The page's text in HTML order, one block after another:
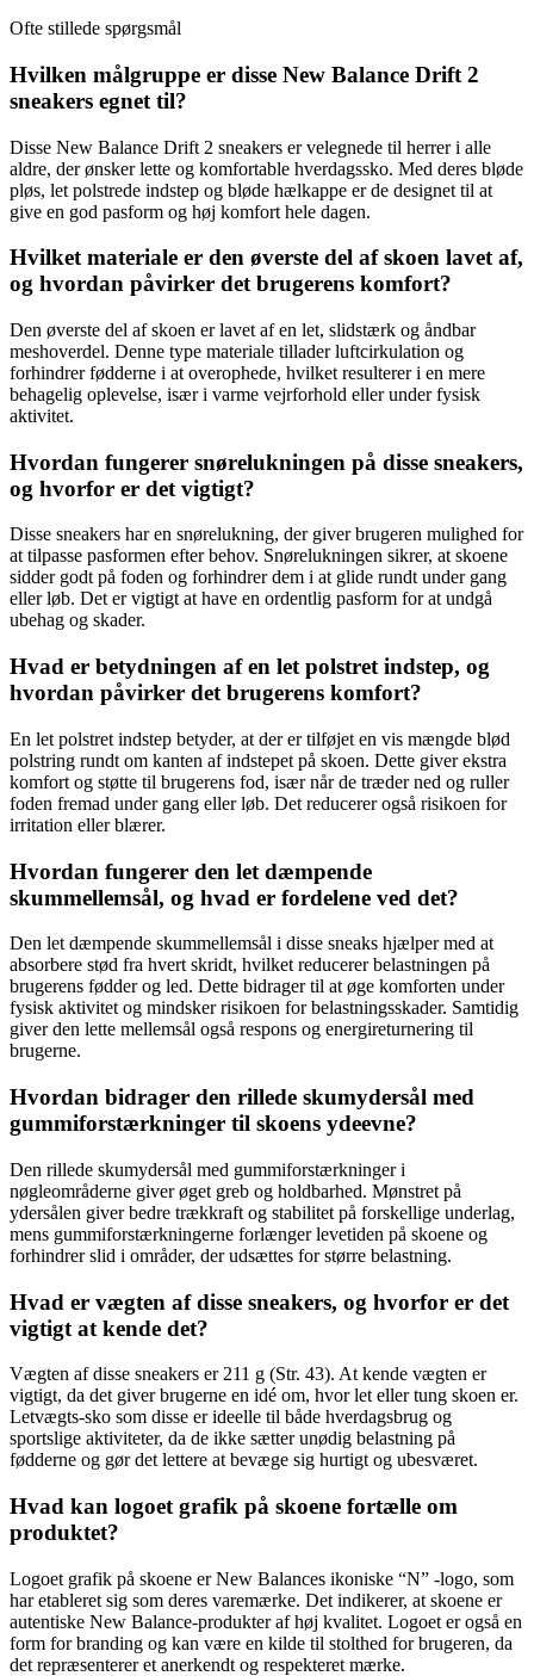
Ofte stillede spørgsmål
Hvilken målgruppe er disse New Balance Drift 2
sneakers egnet til?
Disse New Balance Drift 2 sneakers er velegnede til herrer i alle
aldre, der ønsker lette og komfortable hverdagssko. Med deres bløde
pløs, let polstrede indstep og bløde hælkappe er de designet til at
give en god pasform og høj komfort hele dagen.
Hvilket materiale er den øverste del af skoen lavet af,
og hvordan påvirker det brugerens komfort?
Den øverste del af skoen er lavet af en let, slidstærk og åndbar
meshoverdel. Denne type materiale tillader luftcirkulation og
forhindrer fødderne i at overophede, hvilket resulterer i en mere
behagelig oplevelse, især i varme vejrforhold eller under fysisk
aktivitet.
Hvordan fungerer snørelukningen på disse sneakers,
og hvorfor er det vigtigt?
Disse sneakers har en snørelukning, der giver brugeren mulighed for
at tilpasse pasformen efter behov. Snørelukningen sikrer, at skoene
sidder godt på foden og forhindrer dem i at glide rundt under gang
eller løb. Det er vigtigt at have en ordentlig pasform for at undgå
ubehag og skader.
Hvad er betydningen af ​​en let polstret indstep, og
hvordan påvirker det brugerens komfort?
En let polstret indstep betyder, at der er tilføjet en vis mængde blød
polstring rundt om kanten af ​​indstepet på skoen. Dette giver ekstra
komfort og støtte til brugerens fod, især når de træder ned og ruller
foden fremad under gang eller løb. Det reducerer også risikoen for
irritation eller blærer.
Hvordan fungerer den let dæmpende
skummellemsål, og hvad er fordelene ved det?
Den let dæmpende skummellemsål i disse sneaks hjælper med at
absorbere stød fra hvert skridt, hvilket reducerer belastningen på
brugerens fødder og led. Dette bidrager til at øge komforten under
fysisk aktivitet og mindsker risikoen for belastningsskader. Samtidig
giver den lette mellemsål også respons og energireturnering til
brugerne.
Hvordan bidrager den rillede skumydersål med
gummiforstærkninger til skoens ydeevne?
Den rillede skumydersål med gummiforstærkninger i
nøgleområderne giver øget greb og holdbarhed. Mønstret på
ydersålen giver bedre trækkraft og stabilitet på forskellige underlag,
mens gummiforstærkningerne forlænger levetiden på skoene og
forhindrer slid i områder, der udsættes for større belastning.
Hvad er vægten af ​​disse sneakers, og hvorfor er det
vigtigt at kende det?
Vægten af ​​disse sneakers er 211 g (Str. 43). At kende vægten er
vigtigt, da det giver brugerne en idé om, hvor let eller tung skoen er.
Letvægts-sko som disse er ideelle til både hverdagsbrug og
sportslige aktiviteter, da de ikke sætter unødig belastning på
fødderne og gør det lettere at bevæge sig hurtigt og ubesværet.
Hvad kan logoet grafik på skoene fortælle om
produktet?
Logoet grafik på skoene er New Balances ikoniske “N” -logo, som
har etableret sig som deres varemærke. Det indikerer, at skoene er
autentiske New Balance-produkter af høj kvalitet. Logoet er også en
form for branding og kan være en kilde til stolthed for brugeren, da
det repræsenterer et anerkendt og respekteret mærke.